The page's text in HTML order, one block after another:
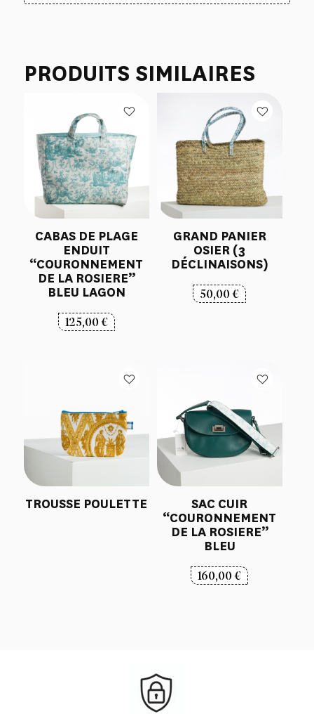
PRODUITS SIMILAIRES
CABAS DE PLAGE
ENDUIT
“COURONNEMENT
DE LA ROSIERE”
BLEU LAGON
125,00€
GRAND PANIER
OSIER (3
DÉCLINAISONS)
50,00€
TROUSSE POULETTE
SAC CUIR
“COURONNEMENT
DE LA ROSIERE”
BLEU
160,00€